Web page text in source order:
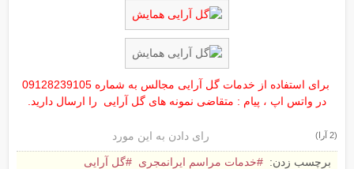
برای استفاده از خدمات گل آرایی مجالس به شماره 09128239105
در واتس اپ ، پیام : متقاضی نمونه های گل آرایی را ارسال دارید.
رای دادن به این مورد (2 آرا)
برچسب زدن: خدمات مراسم ایرانمجری
گل آرایی